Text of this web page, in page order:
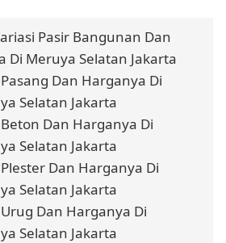
Pasir Bangunan Dan
Di Meruya Selatan Jakarta
Dan Harganya Di
Selatan Jakarta
Dan Harganya Di
Selatan Jakarta
Dan Harganya Di
Selatan Jakarta
Dan Harganya Di
Selatan Jakarta